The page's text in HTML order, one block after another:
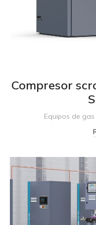
Compresor
Equipos de